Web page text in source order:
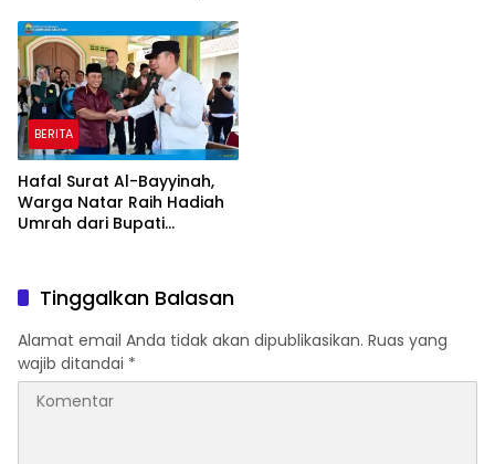
BERITA
Hafal Surat Al-Bayyinah,
Warga Natar Raih Hadiah
Umrah dari Bupati
Tinggalkan Balasan
Alamat email Anda tidak akan dipublikasikan. Ruas yang
wajib ditandai *